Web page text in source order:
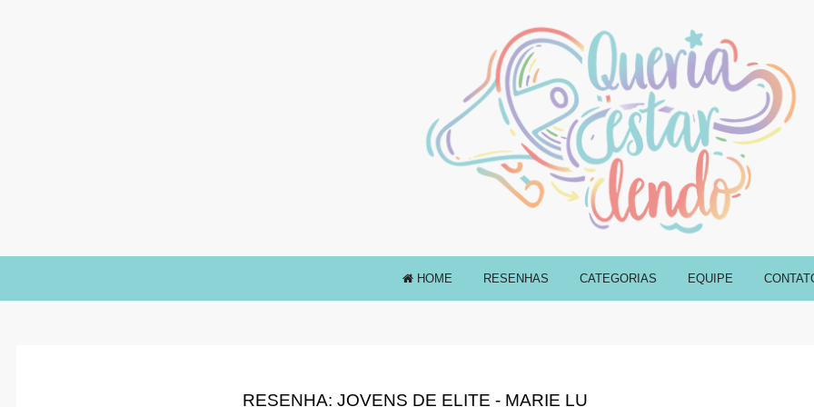
HOME RESENHAS CATEGORIAS EQUIPE
RESENHA: JOVENS DE ELITE - MARIE LU